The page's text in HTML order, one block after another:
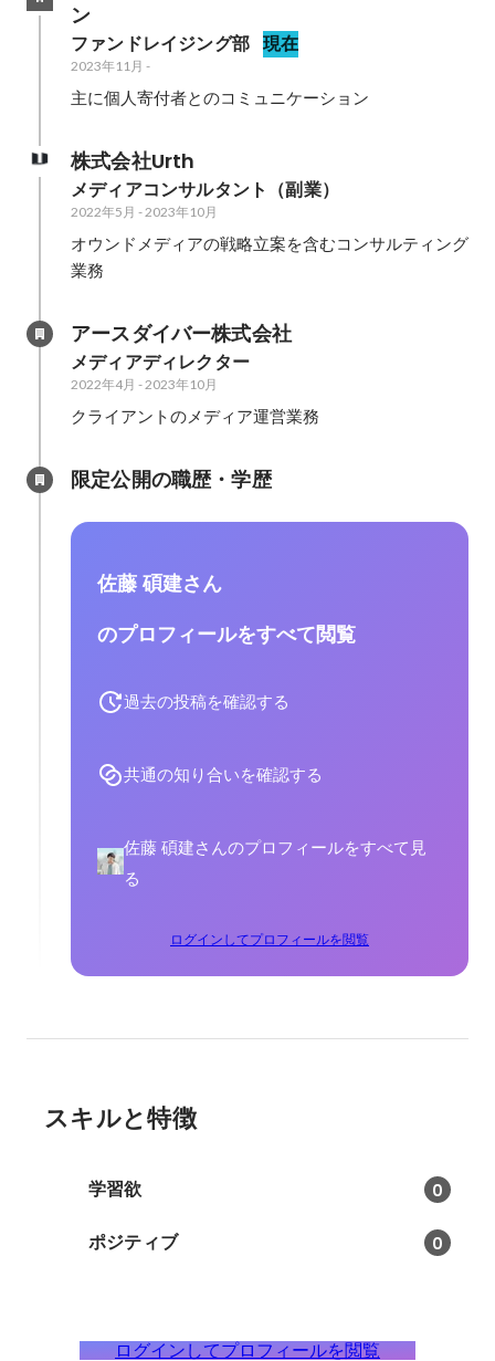
ン
ファンドレイジング部 現在
2023年11月 -
主に個人寄付者とのコミュニケーション
株式会社Urth
メディアコンサルタント（副業）
2022年5月 -2023年10月
オウンドメディアの戦略立案を含むコンサルティング
業務
アースダイバー株式会社
メディアディレクター
2022年4月 -2023年10月
クライアントのメディア運営業務
限定公開の職歴・学歴
佐藤 碩建さん
のプロフィールをすべて閲覧
過去の投稿を確認する
共通の知り合いを確認する
佐藤 碩建さんのプロフィールをすべて見
る
ログインしてプロフィールを閲覧
スキルと特徴
学習欲 0
ポジティブ 0
ログインしてプロフィールを閲覧